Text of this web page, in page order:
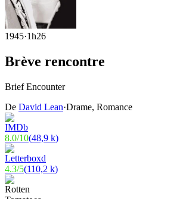
1945·1h26
Brève rencontre
Brief Encounter
De David Lean·Drame, Romance
8.0/10(48,9 k)
4.3/5(110,2 k)